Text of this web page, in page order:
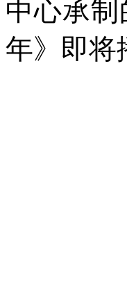
中心承
年》即将